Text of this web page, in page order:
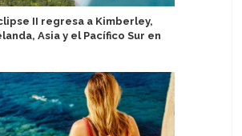
II regresa a Kimberley,
Asia y el Pacífico Sur en